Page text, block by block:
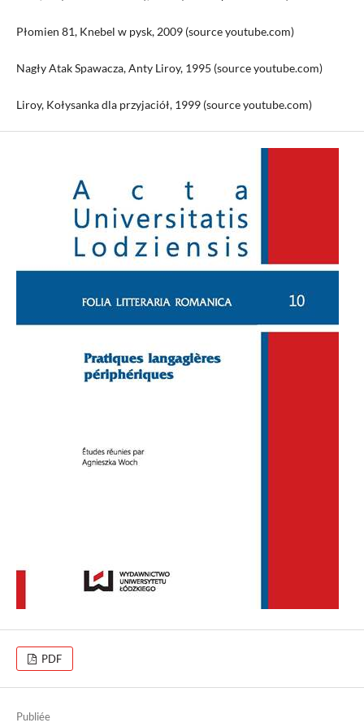
Płomien 81, Knebel w pysk, 2009 (source youtube.com)
Nagły Atak Spawacza, Anty Liroy, 1995 (source youtube.com)
Liroy, Kołysanka dla przyjaciół, 1999 (source youtube.com)
PDF
Publiée